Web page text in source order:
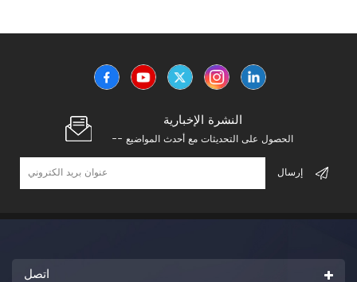
النشرة الإخبارية
-- الحصول على التحديثات مع أحدث المواضيع
اتصل